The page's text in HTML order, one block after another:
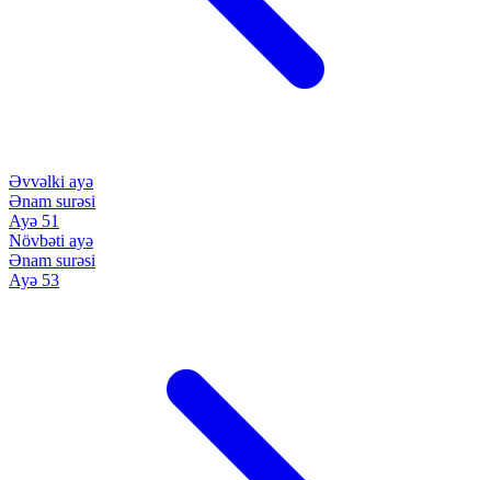
Əvvəlki ayə
Ənam surəsi
Ayə 51
Növbəti ayə
Ənam surəsi
Ayə 53